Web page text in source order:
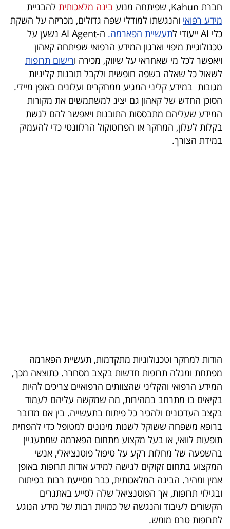
קריירה
ולימודים
מינויים
רייטינג
רכב
בריאות
שיתופי
פעולה
דרושים
ניוזלטרים
מייל
חברת Kahun, שפיתחה מנוע בינה מלאכותית להבניית
מידע רפואי והנגשתו למודלי שפה גדולים, מכריזה על השקת
כלי AI ייעודי ל
תעשיית הפארמה.
ה-AI Agent נשען על
טכנולוגיית מיפוי וארגון המידע הרפואי שפיתחה קאהון
ויאפשר לכל מי שאחראי על שיווק, מכירה ורישום תרופות
לשאול כל שאלה בשפה חופשית ולקבל תובנות קליניות
מגובות במידע קליני המגיע ממחקרים ועלונים באופן מיידי.
הסוכן החדש של קאהון גם יציג למשתמשים את מקורות
המידע שעליהם מתבססות התובנות ויאפשר להם לגשת
בקלות לעלון, המחקר או הפרוטוקול הרלוונטי כדי להעמיק
במידת הצורך.
הודות למחקר וטכנולוגיות מתקדמות, תעשיית הפארמה
מפתחת ומגלה תרופות חדשות בקצב מסחרר. כתוצאה מכך,
המידע הרפואי והקליני שהצוותים הרפואיים צריכים להיות
בקיאים בו מתרחב במהירות, מה שמקשה עליהם לעמוד
בקצב העדכונים ולהכיר כל פיתוח בתעשייה. בין אם מדובר
ברופא משפחה ששוקל לשנות מינונים למטופל כדי להפחית
תופעות לוואי, או בעל מקצוע מתחום הפארמה שמתעניין
בהשפעה של מחלות רקע על טיפול פוטנציאלי, אנשי
המקצוע בתחום זקוקים לגישה למידע אודות תרופות באופן
אמין ומהיר. הבינה המלאכותית, כבר מסייעת רבות בפיתוח
ובגילוי תרופות, אך הפוטנציאל שלה לסייע באתגרים
הקשורים לעיבוד והנגשה של כמויות רבות של מידע הנוגע
לתרופות טרם מומש.